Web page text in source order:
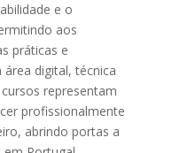
e o
aos
práticas e
digital, técnica
representam
profissionalmente
abrindo portas a